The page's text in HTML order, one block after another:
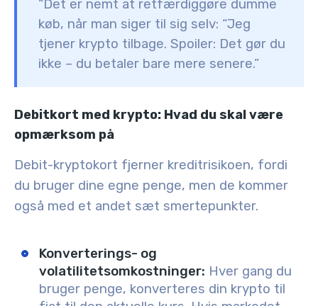
“Det er nemt at retfærdiggøre dumme
køb, når man siger til sig selv: “Jeg
tjener krypto tilbage. Spoiler: Det gør du
ikke – du betaler bare mere senere.”
Debitkort med krypto: Hvad du skal være
opmærksom på
Debit-kryptokort fjerner kreditrisikoen, fordi
du bruger dine egne penge, men de kommer
også med et andet sæt smertepunkter.
Konverterings- og
volatilitetsomkostninger: Hver gang du
bruger penge, konverteres din krypto til